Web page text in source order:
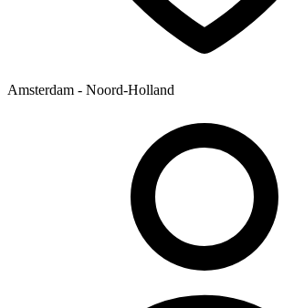
Amsterdam - Noord-Holland